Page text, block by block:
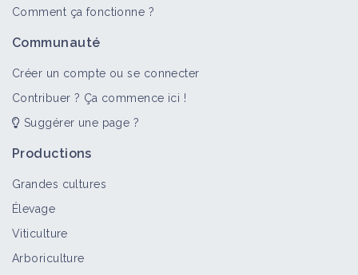
Comment ça fonctionne ?
Communauté
Créer un compte ou se connecter
Contribuer ? Ça commence ici !
Suggérer une page ?
Productions
Grandes cultures
Élevage
Viticulture
Arboriculture